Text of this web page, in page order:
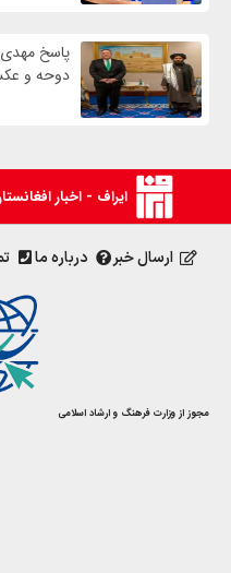
پاسخ
دوحه و
ایراف - اخبار
ارسال خبر درباره ما
مجوز از وزارت فرهنگ و ارشاد اسلامی